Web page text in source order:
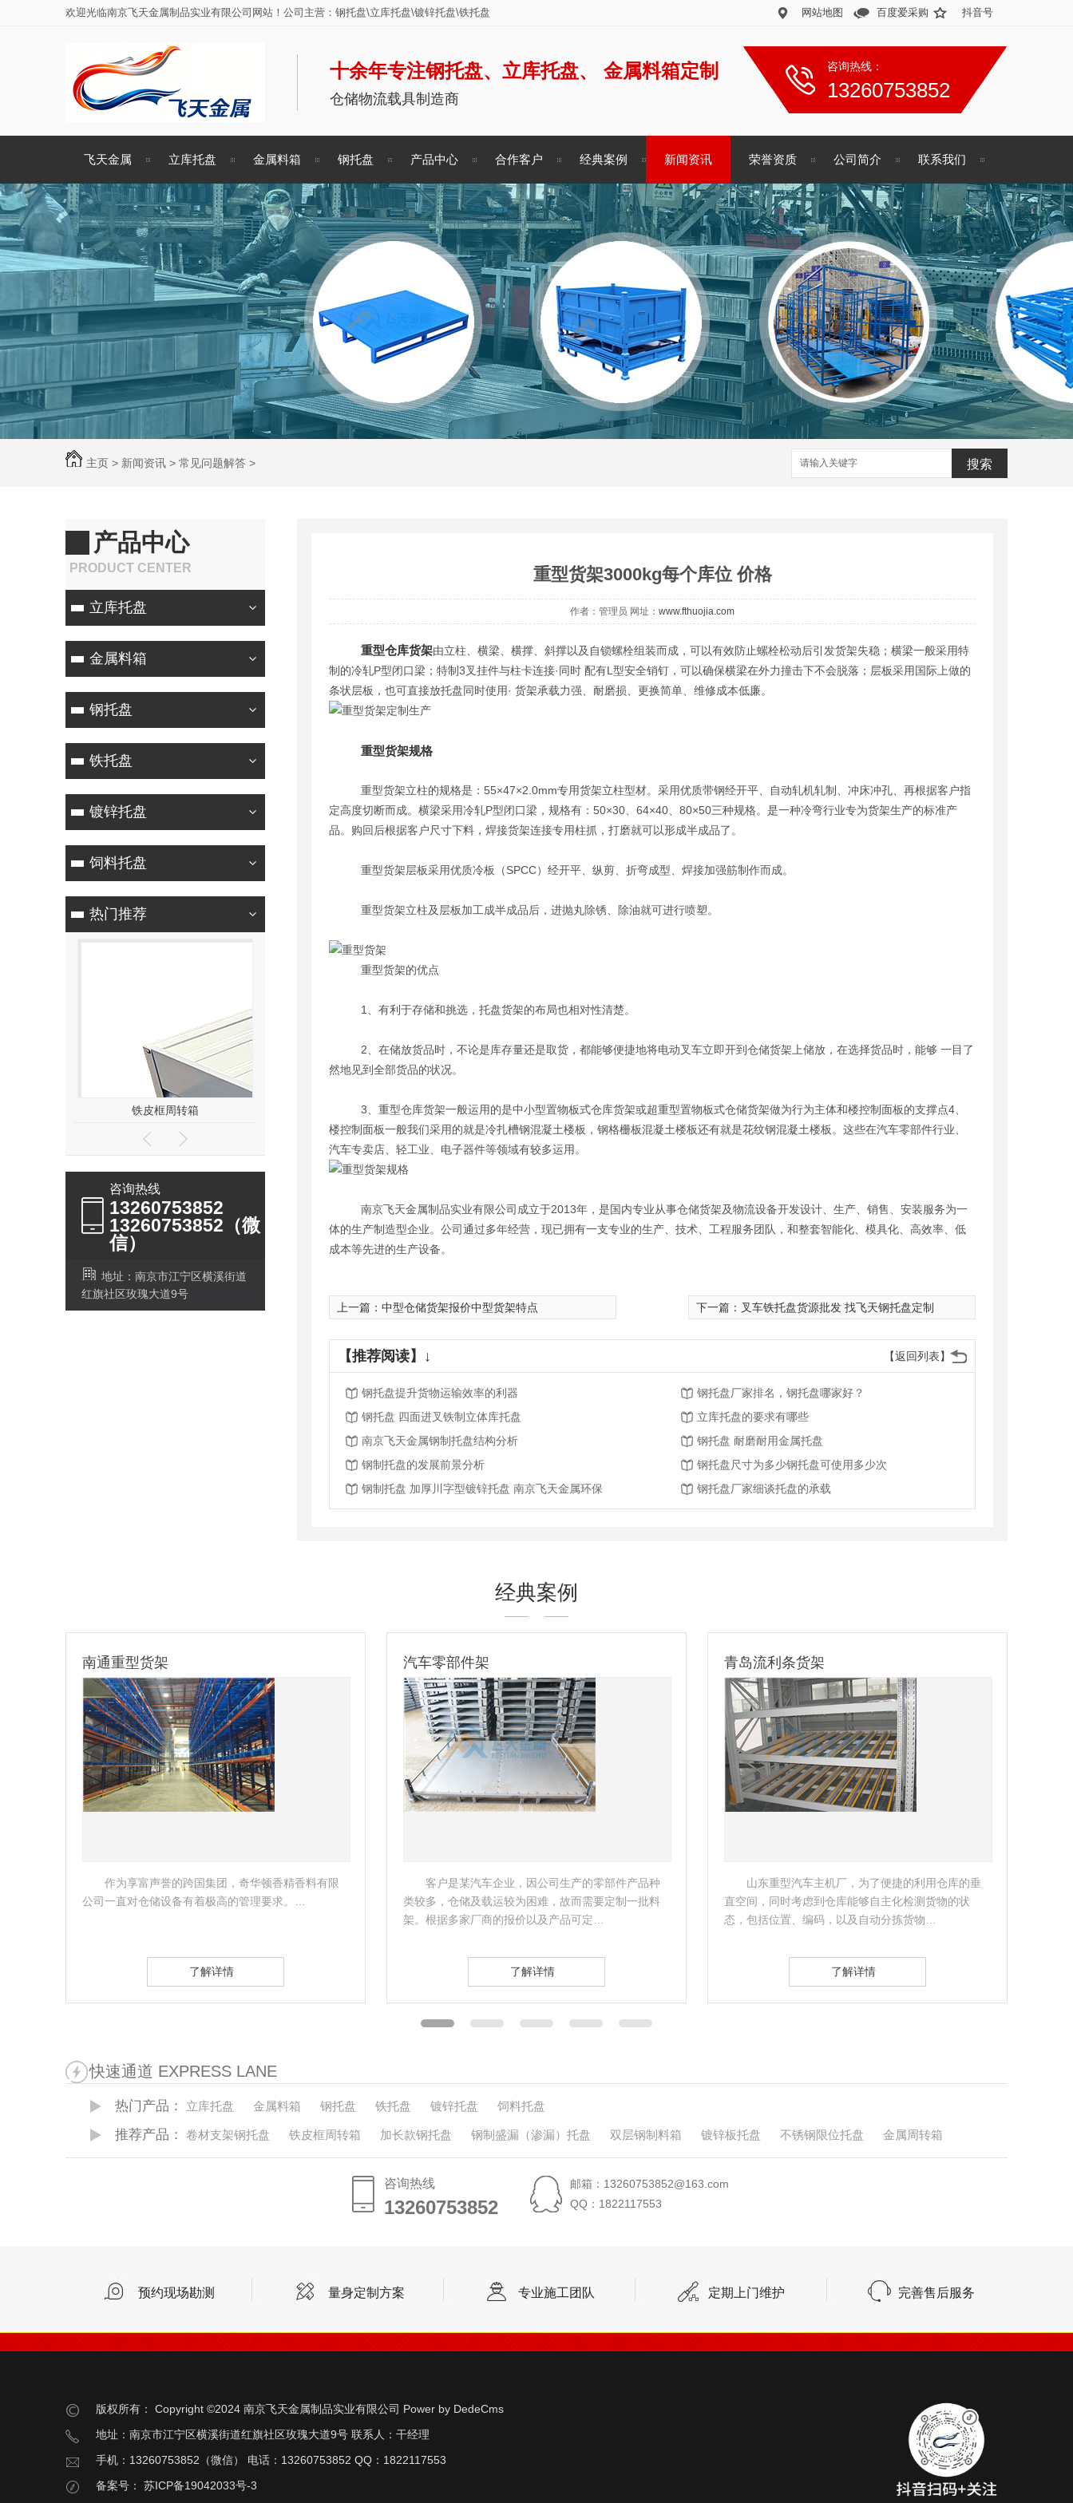
欢迎光临南京飞天金属制品实业有限公司网站！公司主营：钢托盘\立库托盘\镀锌托盘\铁托盘 网站地图 百度爱采购 抖音号
十余年专注钢托盘、立库托盘、 金属料箱定制
仓储物流载具制造商
咨询热线：
13260753852
飞天金属 立库托盘 金属料箱 钢托盘 产品中心 合作客户 经典案例 新闻资讯 荣誉资质 公司简介 联系我们
主页 > 新闻资讯 > 常见问题解答 > 搜索
产品中心
PRODUCT CENTER
立库托盘
金属料箱
钢托盘
铁托盘
镀锌托盘
饲料托盘
热门推荐
钢制盛漏（渗漏）托盘
咨询热线
13260753852
13260753852（微
信）
地址：南京市江宁区横溪街道
红旗社区玫瑰大道9号
重型货架3000kg每个库位 价格
作者：管理员 网址： www.fthuojia.com
重型仓库货架由立柱、横梁、横撑、斜撑以及自锁螺栓组装而成，可以有效防止螺栓松动后引发货架失稳；横梁一般采用特
制的冷轧P型闭口梁；特制3叉挂件与柱卡连接·同时 配有L型安全销钉，可以确保横梁在外力撞击下不会脱落；层板采用国际上做的
条状层板，也可直接放托盘同时使用· 货架承载力强、耐磨损、更换简单、维修成本低廉。
重型货架规格
重型货架立柱的规格是：55×47×2.0mm专用货架立柱型材。采用优质带钢经开平、自动轧机轧制、冲床冲孔、再根据客户指
定高度切断而成。横梁采用冷轧P型闭口梁，规格有：50×30、64×40、80×50三种规格。是一种冷弯行业专为货架生产的标准产
品。购回后根据客户尺寸下料，焊接货架连接专用柱抓，打磨就可以形成半成品了。
重型货架层板采用优质冷板（SPCC）经开平、纵剪、折弯成型、焊接加强筋制作而成。
重型货架立柱及层板加工成半成品后，进抛丸除锈、除油就可进行喷塑。
重型货架的优点
1、有利于存储和挑选，托盘货架的布局也相对性清楚。
2、在储放货品时，不论是库存量还是取货，都能够便捷地将电动叉车立即开到仓储货架上储放，在选择货品时，能够 一目了
然地见到全部货品的状况。
3、重型仓库货架一般运用的是中小型置物板式仓库货架或超重型置物板式仓储货架做为行为主体和楼控制面板的支撑点4、
楼控制面板一般我们采用的就是冷扎槽钢混凝土楼板，钢格栅板混凝土楼板还有就是花纹钢混凝土楼板。这些在汽车零部件行业、
汽车专卖店、轻工业、电子器件等领域有较多运用。
南京飞天金属制品实业有限公司成立于2013年，是国内专业从事仓储货架及物流设备开发设计、生产、销售、安装服务为一
体的生产制造型企业。公司通过多年经营，现已拥有一支专业的生产、技术、工程服务团队，和整套智能化、模具化、高效率、低
成本等先进的生产设备。
上一篇： 中型仓储货架报价中型货架特点 下一篇： 叉车铁托盘货源批发 找飞天钢托盘定制
【返回列表】
【推荐阅读】↓
钢托盘提升货物运输效率的利器
钢托盘厂家排名，钢托盘哪家好？
钢托盘 四面进叉铁制立体库托盘
立库托盘的要求有哪些
南京飞天金属钢制托盘结构分析
钢托盘 耐磨耐用金属托盘
钢制托盘的发展前景分析
钢托盘尺寸为多少钢托盘可使用多少次
钢制托盘 加厚川字型镀锌托盘 南京飞天金属环保
钢托盘厂家细谈托盘的承载
经典案例
富声誉的跨国集团，奇华顿香精香料有限
仓储设备有着极高的管理要求。…
客户是某汽车企业，因公司生产的零部件产品种
类较多，仓储及载运较为困难，故而需要定制一批料
架。根据多家厂商的报价以及产品可定…
山东重型汽车主机厂，为了便捷的利用仓库的垂
直空间，同时考虑到仓库能够自主化检测货物的状
态，包括位置、编码，以及自动分拣货物…
客户是国内的著名的制冷设
总部生产基地，需要缓解生产需
力，故考虑做一批镀锌料箱。…
快速通道 EXPRESS LANE
热门产品： 立库托盘 金属料箱 钢托盘 铁托盘 镀锌托盘 饲料托盘
推荐产品： 卷材支架钢托盘 铁皮框周转箱 加长款钢托盘 钢制盛漏（渗漏）托盘 双层钢制料箱 镀锌板托盘 不锈钢限位托盘 金属周转箱
咨询热线
13260753852
13260753852
邮箱：13260753852@163.com
QQ：1822117553
预约现场勘测 量身定制方案 专业施工团队 定期上门维护 完善售后服务
版权所有： Copyright ©2024 南京飞天金属制品实业有限公司 Power by DedeCms
地址：南京市江宁区横溪街道红旗社区玫瑰大道9号 联系人：干经理
手机：13260753852（微信） 电话：13260753852 QQ：1822117553
备案号：
苏ICP备19042033号-3